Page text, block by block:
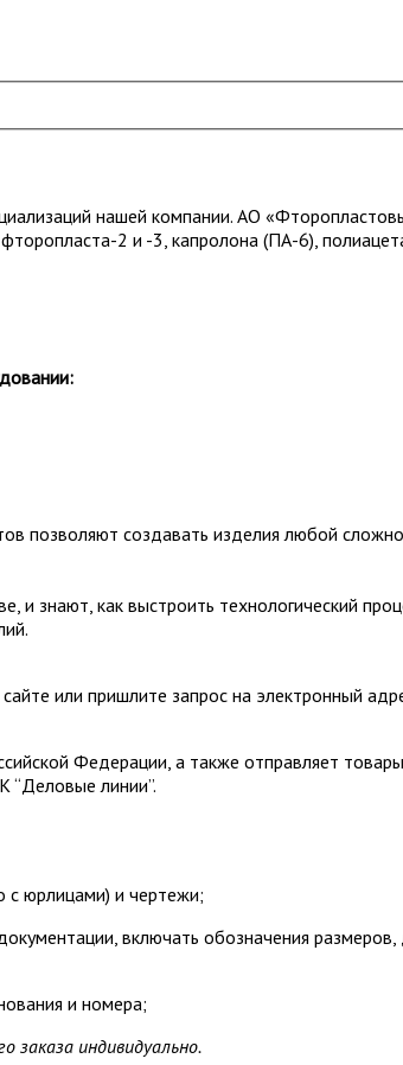
нашей компании. АО
2 и -3, капролона (ПА-6),
позволяют создавать изделия любой
знают, как выстроить технологический
или пришлите запрос на электронный
Федерации, а также отправляет
“Деловые линии”.
с юрлицами) и чертежи;
включать обозначения
и номера;
заказа индивидуально.